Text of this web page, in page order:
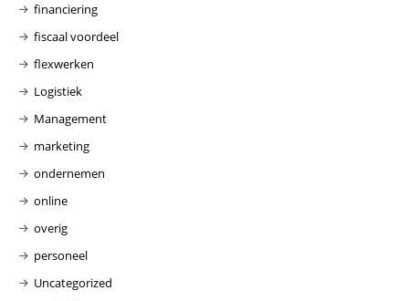
financiering
fiscaal voordeel
flexwerken
Logistiek
Management
marketing
ondernemen
online
overig
personeel
Uncategorized